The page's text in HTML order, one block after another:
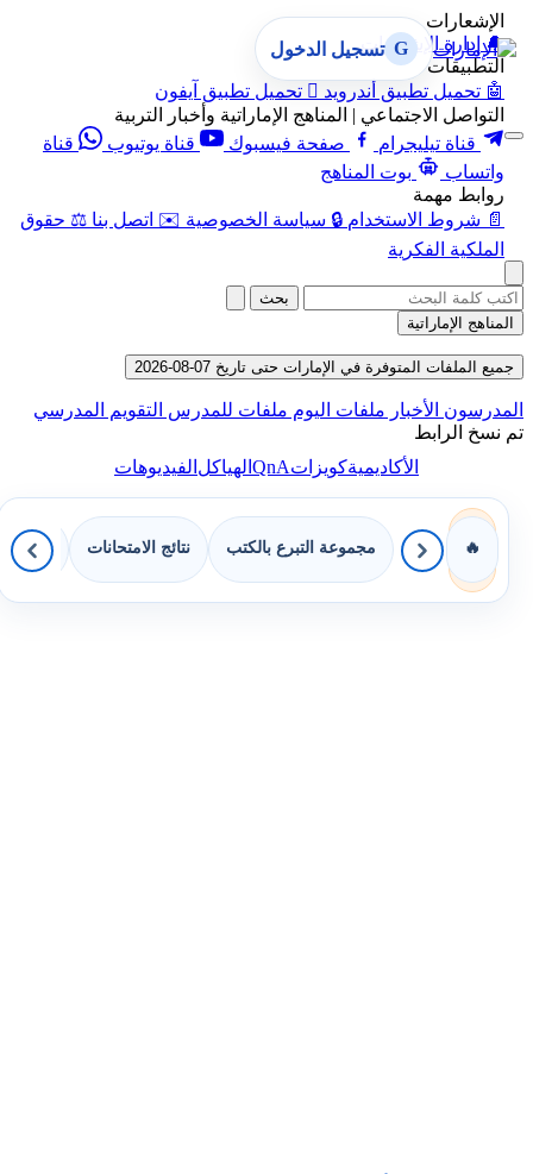
الإشعارات
🔔 إدارة الإشعارات
التطبيقات
🤖 تحميل تطبيق أندرويد  تحميل تطبيق آيفون
التواصل الاجتماعي | المناهج الإماراتية وأخبار التربية
قناة تيليجرام
صفحة فيسبوك قناة يوتيوب
قناة
واتساب
بوت المناهج
روابط مهمة
📄 شروط الاستخدام 🔒 سياسة الخصوصية ✉️ اتصل بنا ⚖️ حقوق
الملكية الفكرية
G تسجيل الدخول
بحث
المناهج الإماراتية
جميع الملفات المتوفرة في الإمارات حتى تاريخ 07-08-2026
المدرسون الأخبار ملفات اليوم ملفات للمدرس التقويم المدرسي
تم نسخ الرابط
الأكاديميةكويزاتQnAالهياكلالفيديوهات
🔥 مجموعة التبرع بالكتب نتائج الامتحانات